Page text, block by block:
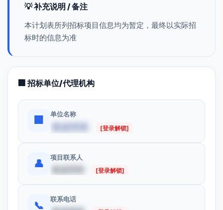
💡 补充说明 / 备注
本计划表所列招标项目信息均为暂定，最终以实际招
标时的信息为准
🏢 招标单位/代理机构
🏢
单位名称
数据受限 [登录解锁]
👤
项目联系人
数据受限 [登录解锁]
📞
联系电话